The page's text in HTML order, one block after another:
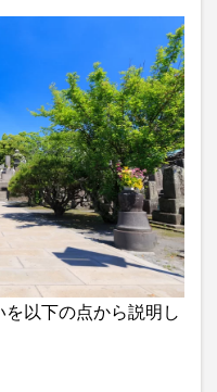
以下の点から説明し